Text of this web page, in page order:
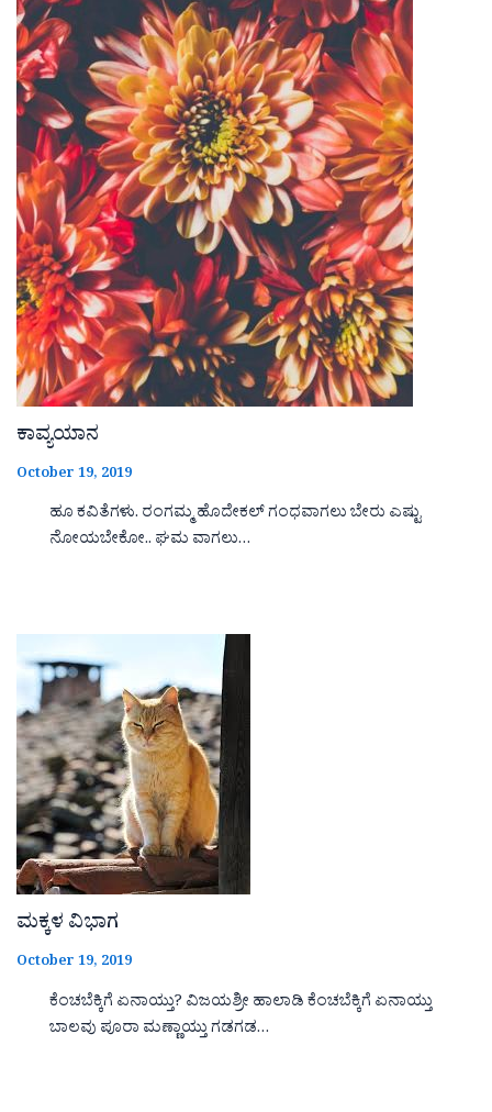
ಕಾವ್ಯಯಾನ
October 19, 2019
ಹೂ ಕವಿತೆಗಳು. ರಂಗಮ್ಮ ಹೊದೇಕಲ್ ಗಂಧವಾಗಲು ಬೇರು ಎಷ್ಟು
ನೋಯಬೇಕೋ.. ಘಮ ವಾಗಲು…
ಮಕ್ಕಳ ವಿಭಾಗ
October 19, 2019
ಕೆಂಚಬೆಕ್ಕಿಗೆ ಏನಾಯ್ತು? ವಿಜಯಶ್ರೀ ಹಾಲಾಡಿ ಕೆಂಚಬೆಕ್ಕಿಗೆ ಏನಾಯ್ತು
ಬಾಲವು ಪೂರಾ ಮಣ್ಣಾಯ್ತು ಗಡಗಡ…